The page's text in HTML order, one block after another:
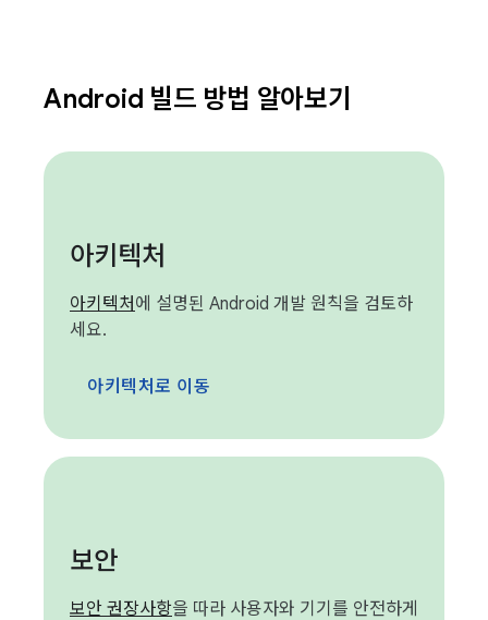
Android 빌드 방법 알아보기
아키텍처
아키텍처 에 설명된 Android 개발 원칙을 검토하
세요.
아키텍처로 이동
보안
보안 권장사항을 따라 사용자와 기기를 안전하게